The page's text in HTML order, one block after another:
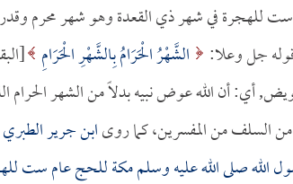
للهجرة في شهر ذي القعدة وهو شهر محرم
جل وعلا:
الشَّهْرُ الْحَرَامُ بِالشَّهْرِ الْحَرَامِ [البقرة:194]،
باء تعويض, أي: أن الله عوض نبيه بدلاً من الشهر
السلف من المفسرين، كما روىابن جرير الطبري
الله صلى الله عليه وسلم مكة للحج عام ست